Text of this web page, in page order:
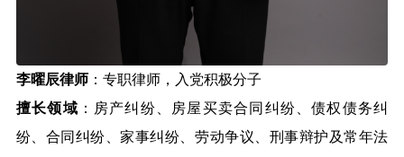
李曜辰律师：专职律师，入党积极分子
擅长领域 ：房产纠纷、房屋买卖合同纠纷、债权债务纠
纷、合同纠纷、家事纠纷、劳动争议、刑事辩护及常年法